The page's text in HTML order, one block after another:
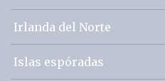
Irlanda del Norte
Islas espóradas